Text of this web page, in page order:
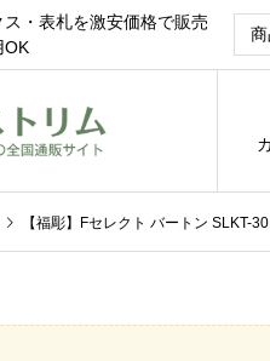
・表札を激安価格で販売
OK
【福彫】Fセレクト バートン SLKT-